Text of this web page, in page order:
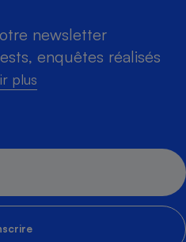
newsletter
enquêtes réalisés
plus